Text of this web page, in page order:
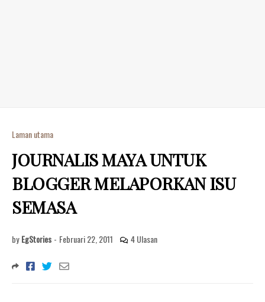
Laman utama
JOURNALIS MAYA UNTUK
BLOGGER MELAPORKAN ISU
SEMASA
by EgStories - Februari 22, 2011 4 Ulasan